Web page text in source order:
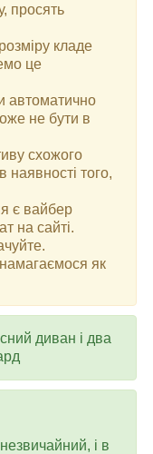
просять
кладе
це
автоматично
не бути в
схожого
наявності того,
є вайбер
на сайті.
як
диван і два
і в